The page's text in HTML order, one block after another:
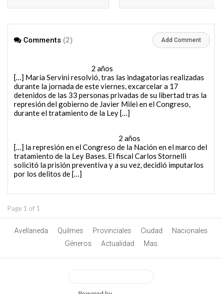
desafíos que vienen»
humanos”
Comments (2) Add Comment
2 años
[…] María Servini resolvió, tras las indagatorias realizadas
durante la jornada de este viernes, excarcelar a 17
detenidos de las 33 personas privadas de su libertad tras la
represión del gobierno de Javier Milei en el Congreso,
durante el tratamiento de la Ley […]
2 años
[…] la represión en el Congreso de la Nación en el marco del
tratamiento de la Ley Bases. El fiscal Carlos Stornelli
solicitó la prisión preventiva y a su vez, decidió imputarlos
por los delitos de […]
Page 1 of 1
Avellaneda Quilmes Provinciales Ciudad
Nacionales
Géneros
Actualidad Mas